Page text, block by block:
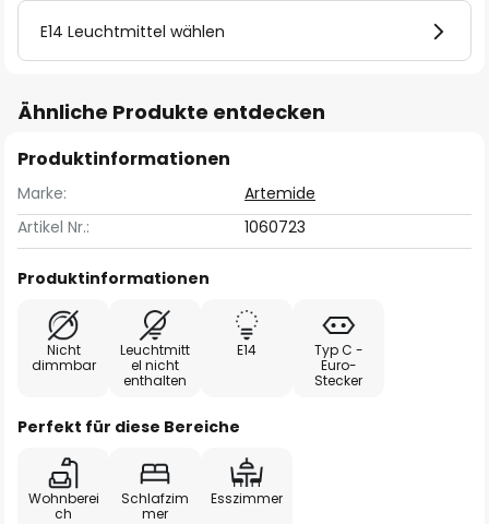
E14 Leuchtmittel wählen
Ähnliche Produkte entdecken
Produktinformationen
Marke:
Artemide
Artikel Nr.:
1060723
Produktinformationen
Nicht
dimmbar
Leuchtmitt
el nicht
enthalten
E14
Typ C -
Euro-
Stecker
Perfekt für diese Bereiche
Wohnberei
ch
Schlafzim
mer
Esszimmer